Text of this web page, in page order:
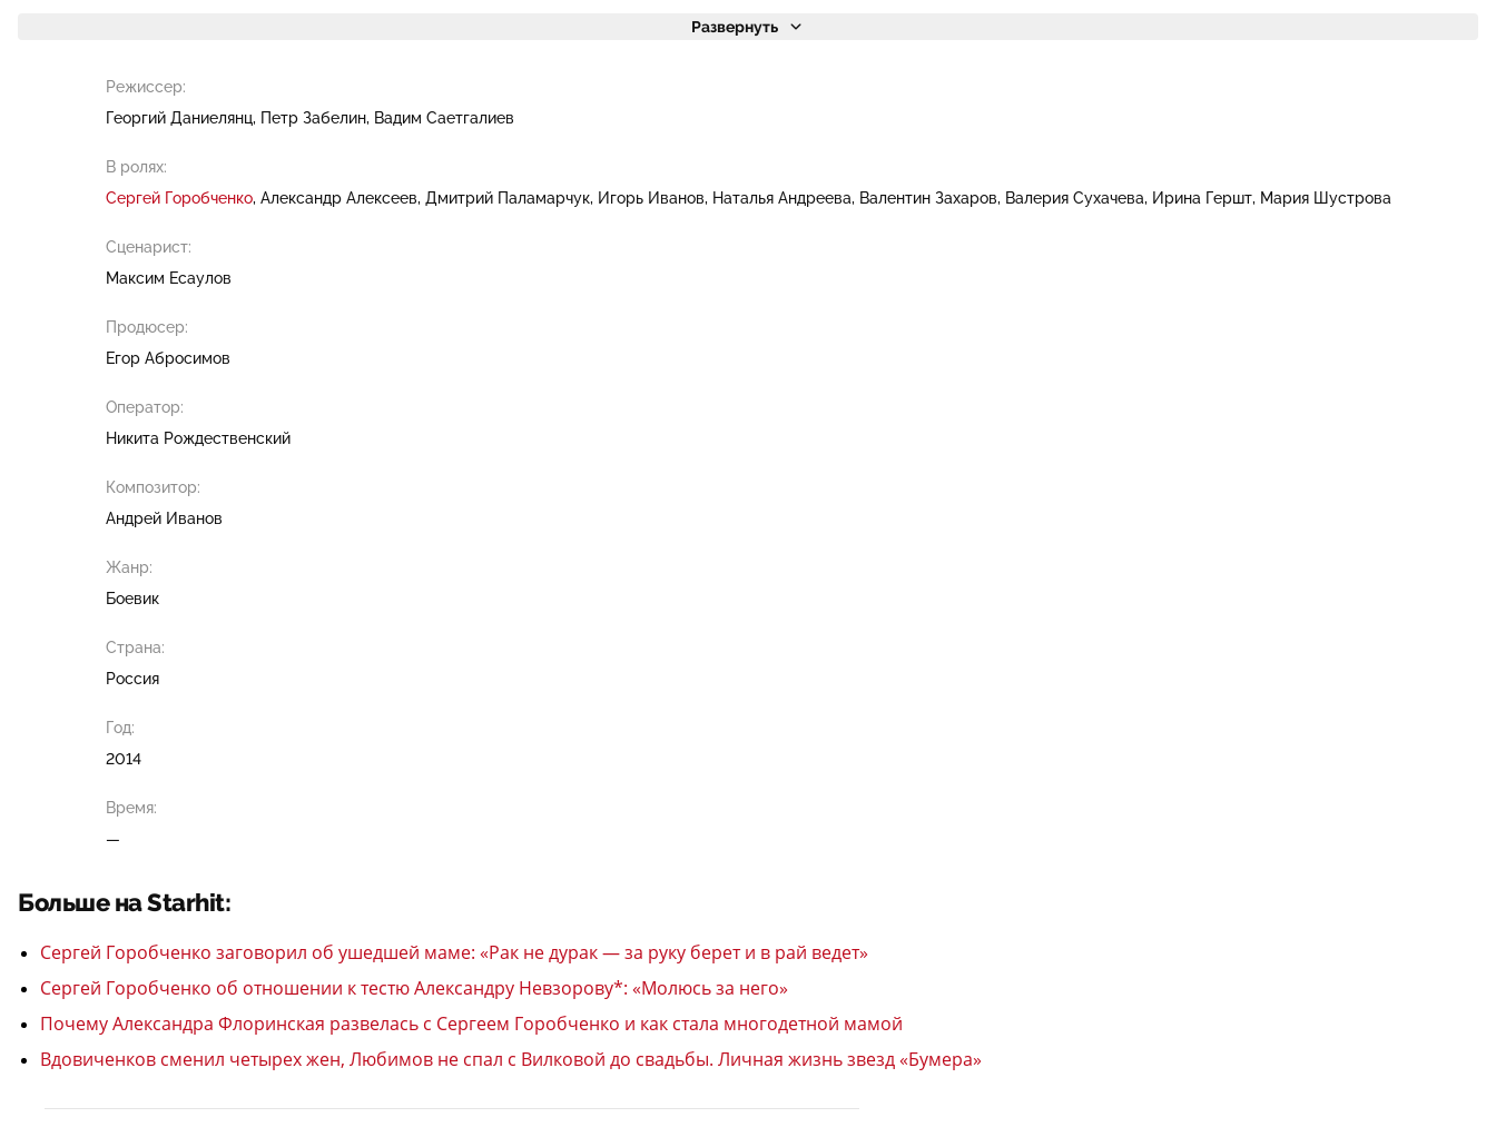
Развернуть
Режиссер:
Георгий Даниелянц
Петр Забелин Вадим Саетгалиев
В ролях:
Сергей Горобченко Александр Алексеев Дмитрий Паламарчук Игорь Иванов Наталья Андреева Валентин Захаров Валерия Сухачева Ирина Гершт Мария Шустрова
Сценарист:
Максим Есаулов
Продюсер:
Егор Абросимов
Оператор:
Никита Рождественский
Композитор:
Андрей Иванов
Жанр:
Боевик
Страна:
Россия
Год:
2014
Время:
—
Больше на Starhit:
Сергей Горобченко заговорил об ушедшей маме: «Рак не дурак — за руку берет и в рай ведет»
Сергей Горобченко об отношении к тестю Александру Невзорову*: «Молюсь за него»
Почему Александра Флоринская развелась с Сергеем Горобченко и как стала многодетной мамой
Вдовиченков сменил четырех жен, Любимов не спал с Вилковой до свадьбы. Личная жизнь звезд «Бумера»